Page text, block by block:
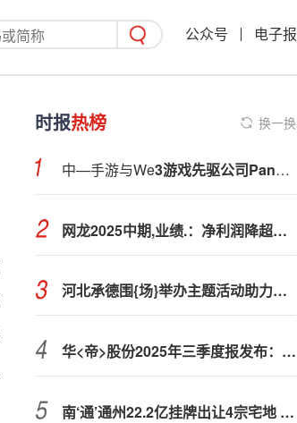
公众号 电子报
时报热榜 换一换
中—手游与We3游戏先驱公司Pangu就Web3支付及游戏推广达成战略合作
网龙2025中期,业绩.：净利润降超九成 投资加密货币亏损超9000万元
河北承德围{场}举办主题活动助力农特产品出村进城
华<帝>股份2025年三季度报发布：毛利上涨，年轻化内容营销破局行业冷势
南‘通’通州22.2亿挂牌出让4宗宅地 金沙湾新区地块楼面价8500元/平